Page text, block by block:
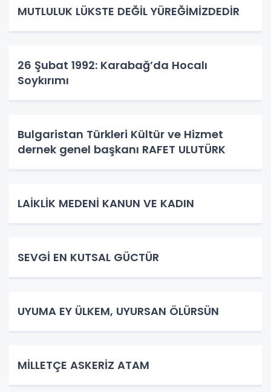
MUTLULUK LÜKSTE DEĞİL YÜREĞİMİZDEDİR
26 Şubat 1992: Karabağ’da Hocalı
Soykırımı
Bulgaristan Türkleri Kültür ve Hizmet
dernek genel başkanı RAFET ULUTÜRK
LAİKLİK MEDENİ KANUN VE KADIN
SEVGİ EN KUTSAL GÜCTÜR
UYUMA EY ÜLKEM, UYURSAN ÖLÜRSÜN
​MİLLETÇE ASKERİZ ATAM